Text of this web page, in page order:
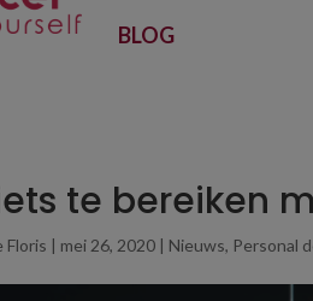
BLOG
te bereiken
Floris | mei 26, 2020 | Nieuws, Personal